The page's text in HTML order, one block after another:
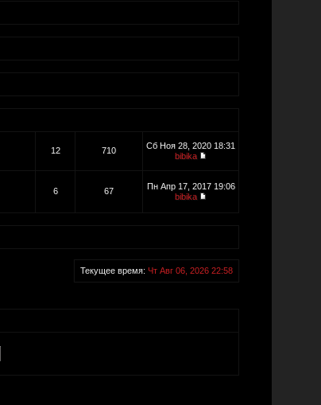
12 710
Сб Ноя 28, 2020 18:31
bibika
6 67
Пн Апр 17, 2017 19:06
bibika
Текущее время: Чт Авг 06, 2026 22:58